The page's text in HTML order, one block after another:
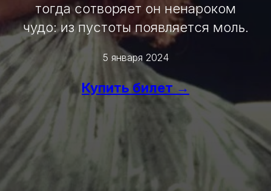
тогда сотворяет он ненароком
чудо: из пустоты появляется моль.
5 января 2024
Купить билет →